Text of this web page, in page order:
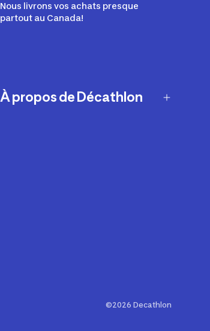
Nous livrons vos achats presque
partout au Canada!
À propos de Décathlon
©2026 Decathlon